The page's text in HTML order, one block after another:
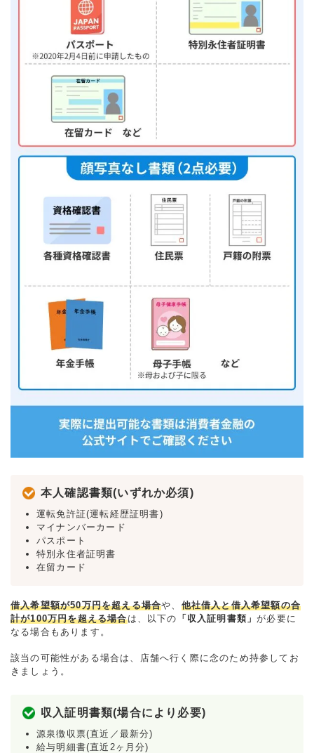
本人確認書類(いずれか必須)
運転免許証(運転経歴証明書)
マイナンバーカード
パスポート
特別永住者証明書
在留カード
借入希望額が50万円を超える場合や、 他社借入と借入希望額の合
計が100万円を超える場合は、以下の 「収入証明書類」が必要に
なる場合もあります。
該当の可能性がある場合は、店舗へ行く際に念のため持参してお
きましょう。
収入証明書類(場合により必要)
源泉徴収票(直近／最新分)
給与明細書(直近2ヶ月分)